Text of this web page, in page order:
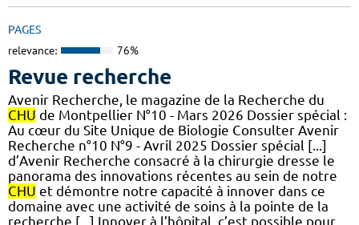
PAGES
relevance: 76%
Revue recherche
Avenir Recherche, le magazine de la Recherche du
CHU de Montpellier N°10 - Mars 2026 Dossier spécial :
Au cœur du Site Unique de Biologie Consulter Avenir
Recherche n°10 N°9 - Avril 2025 Dossier spécial [...]
d’Avenir Recherche consacré à la chirurgie dresse le
panorama des innovations récentes au sein de notre
CHU et démontre notre capacité à innover dans ce
domaine avec une activité de soins à la pointe de la
recherche [...] Innover à l’hôpital, c’est possible pour